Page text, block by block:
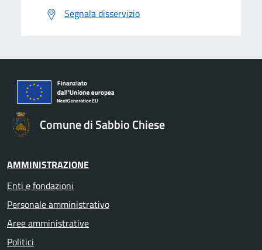
Segnala disservizio
Comune di Sabbio Chiese
AMMINISTRAZIONE
Enti e fondazioni
Personale amministrativo
Aree amministrative
Politici